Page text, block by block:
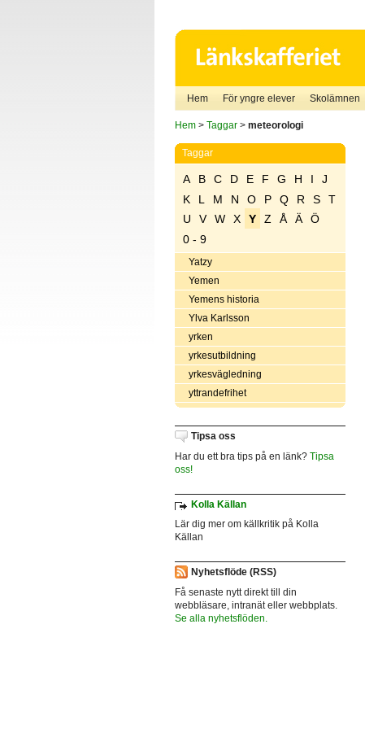
Hem För yngre elever Skolämnen
Hem> Taggar> meteorologi
Taggar
A B C D E F G H I
J
K
L M N O P Q R S
T
U
V W X Y Z Å Ä
Ö
0 - 9
Yatzy
Yemen
Yemens historia
Ylva Karlsson
yrken
yrkesutbildning
yrkesvägledning
yttrandefrihet
Tipsa oss
Har du ett bra tips på en länk? Tipsa
oss!
Kolla Källan
Lär dig mer om källkritik på Kolla
Källan
Nyhetsflöde (RSS)
Få senaste nytt direkt till din
webbläsare, intranät eller webbplats.
Se alla nyhetsflöden.